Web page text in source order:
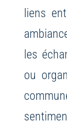
liens
les
ou